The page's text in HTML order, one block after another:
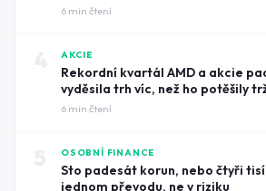
6 min čtení
AKCIE
Rekordní kvartál AMD a akcie
vyděsila trh víc, než ho potěšily
6 min čtení
OSOBNÍ FINANCE
Sto padesát korun, nebo čtyři
jednom převodu, ne v riziku